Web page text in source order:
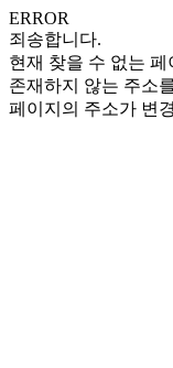
ERROR
죄송합니다.
현재 찾을 수 없는
존재하지 않는 주소
페이지의 주소가 변